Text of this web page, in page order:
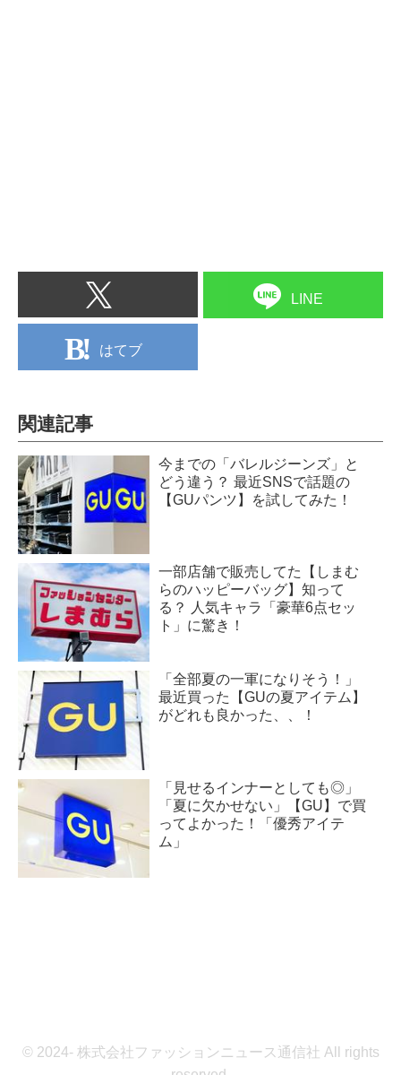
LINE
はてブ
関連記事
今までの「バレルジーンズ」と
どう違う？ 最近SNSで話題の
【GUパンツ】を試してみた！
一部店舗で販売してた【しまむ
らのハッピーバッグ】知って
る？ 人気キャラ「豪華6点セッ
ト」に驚き！
「全部夏の一軍になりそう！」
最近買った【GUの夏アイテム】
がどれも良かった、、！
「見せるインナーとしても◎」
「夏に欠かせない」【GU】で買
ってよかった！「優秀アイテ
ム」
© 2024- 株式会社ファッションニュース通信社 All rights